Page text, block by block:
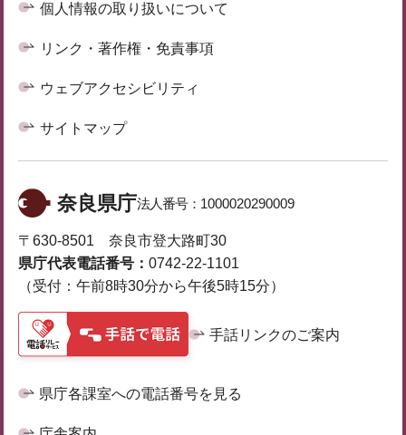
個人情報の取り扱いについて
リンク・著作権・免責事項
ウェブアクセシビリティ
サイトマップ
奈良県庁法人番号： 1000020290009
〒630-8501 奈良市登大路町30
県庁代表電話番号： 0742-22-1101
（受付：午前8時30分から午後5時15分）
手話リンクのご案内
県庁各課室への電話番号を見る